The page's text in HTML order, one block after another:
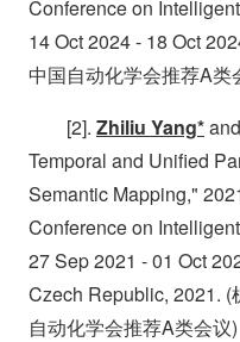
Conference on
14 Oct 2024 - 18 Oct
中国自动化学会推荐A类
[2]. Zhiliu Yang*
Temporal and Unified
Semantic Mapping,"
Conference on
27 Sep 2021 - 01 Oct
Czech Republic, 2021.
自动化学会推荐A类会议)